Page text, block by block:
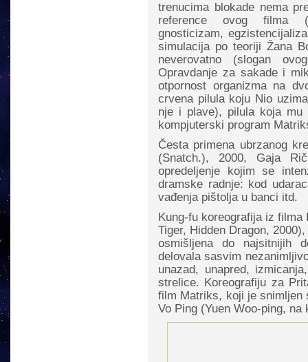
trenucima blokade nema
reference ovog filma
gnosticizam,
simulacija po teoriji Žana
neverovatno (slogan
Opravdanje za sakade i
otpornost organizma na
crvena pilula koju Nio
nje i plave), pilula koja mu
kompjuterski program
Česta primena ubrzanog
(Snatch.), 2000, Gaja
opredeljenje kojim se
dramske radnje: kod
vađenja pištolja u banci itd.
Kung-fu koreografija iz
Tiger, Hidden Dragon,
osmišljena do najsitnijih
delovala sasvim
unazad, unapred,
strelice. Koreografiju za
film Matriks, koji je snimljen
Vo Ping (Yuen Woo-ping,